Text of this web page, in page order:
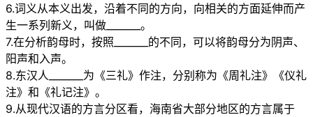
6.词义从本义出发，沿着不同的方向，向相关的方面延伸而产
生一系列新义，叫做_______。
7.在分析韵母时，按照_______的不同，可以将韵母分为阴声、
阳声和入声。
8.东汉人_______为《三礼》作注，分别称为《周礼注》《仪礼
注》和《礼记注》。
9.从现代汉语的方言分区看，海南省大部分地区的方言属于